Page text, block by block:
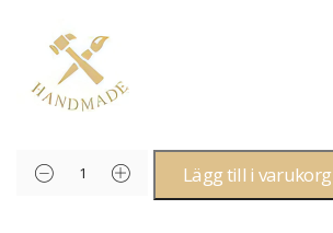
Lägg till i varukorg